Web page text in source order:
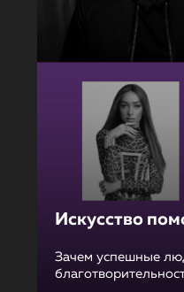
Искусство
Зачем успешные